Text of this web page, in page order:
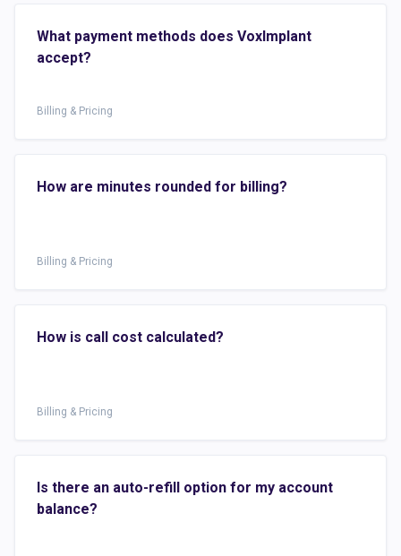
What payment methods does VoxImplant
accept?
Billing & Pricing
How are minutes rounded for billing?
Billing & Pricing
How is call cost calculated?
Billing & Pricing
Is there an auto-refill option for my account
balance?